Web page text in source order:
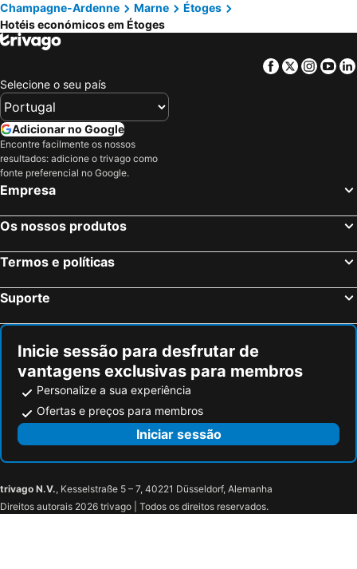
Champagne-Ardenne
Marne
Étoges
Hotéis económicos em Étoges
Facebook
Twitter
Selecione o seu país
Adicionar no Google
Encontre facilmente os nossos
resultados: adicione o trivago como
fonte preferencial no Google.
Empresa
Os nossos produtos
Termos e políticas
Suporte
Inicie sessão para desfrutar de
vantagens exclusivas para membros
Personalize a sua experiência
Ofertas e preços para membros
Iniciar sessão
trivago N.V., Kesselstraße 5 – 7, 40221 Düsseldorf, Alemanha
Direitos autorais 2026 trivago | Todos os direitos reservados.